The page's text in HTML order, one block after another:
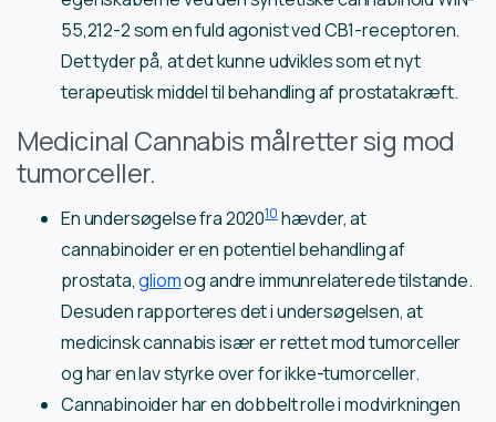
55,212-2 som en fuld agonist ved CB1-receptoren.
Det tyder på, at det kunne udvikles som et nyt
terapeutisk middel til behandling af prostatakræft.
Medicinal Cannabis målretter sig mod
tumorceller.
En undersøgelse fra 202010hævder, at
cannabinoider er en potentiel behandling af
prostata,gliomog andre immunrelaterede tilstande.
Desuden rapporteres det i undersøgelsen, at
medicinsk cannabis især er rettet mod tumorceller
og har en lav styrke over for ikke-tumorceller.
Cannabinoider har en dobbelt rolle i modvirkningen